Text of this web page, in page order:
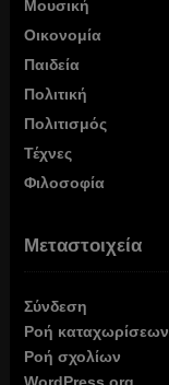
Μουσική
Οικονομία
Παιδεία
Πολιτική
Πολιτισμός
Τέχνες
Φιλοσοφία
Μεταστοιχεία
Σύνδεση
Ροή καταχωρίσεων
Ροή σχολίων